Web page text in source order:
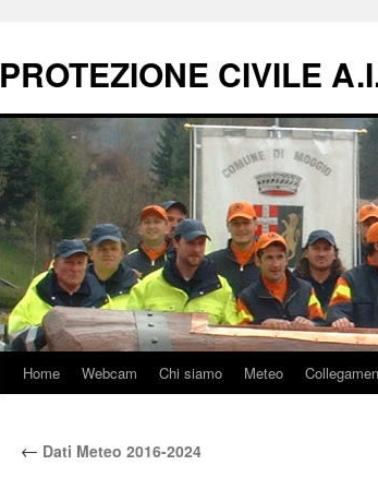
contenuto
PROTEZIONE CIVILE
Home Webcam Chi siamo Meteo
← Dati Meteo 2016-2024